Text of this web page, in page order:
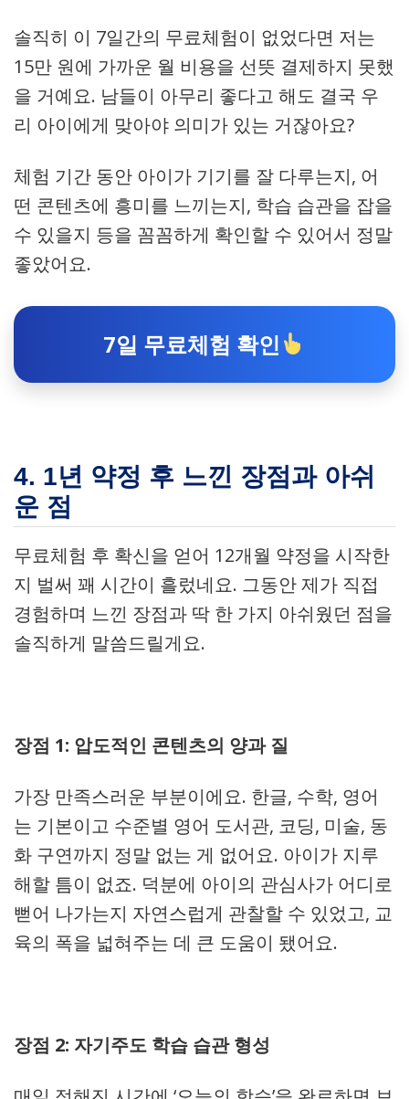
솔직히 이 7일간의 무료체험이 없었다면 저는
15만 원에 가까운 월 비용을 선뜻 결제하지 못했
을 거예요. 남들이 아무리 좋다고 해도 결국 우
리 아이에게 맞아야 의미가 있는 거잖아요?
체험 기간 동안 아이가 기기를 잘 다루는지, 어
떤 콘텐츠에 흥미를 느끼는지, 학습 습관을 잡을
수 있을지 등을 꼼꼼하게 확인할 수 있어서 정말
좋았어요.
7일 무료체험 확인
4. 1년 약정 후 느낀 장점과 아쉬
운 점
무료체험 후 확신을 얻어 12개월 약정을 시작한
지 벌써 꽤 시간이 흘렀네요. 그동안 제가 직접
경험하며 느낀 장점과 딱 한 가지 아쉬웠던 점을
솔직하게 말씀드릴게요.
장점 1: 압도적인 콘텐츠의 양과 질
가장 만족스러운 부분이에요. 한글, 수학, 영어
는 기본이고 수준별 영어 도서관, 코딩, 미술, 동
화 구연까지 정말 없는 게 없어요. 아이가 지루
해할 틈이 없죠. 덕분에 아이의 관심사가 어디로
뻗어 나가는지 자연스럽게 관찰할 수 있었고, 교
육의 폭을 넓혀주는 데 큰 도움이 됐어요.
장점 2: 자기주도 학습 습관 형성